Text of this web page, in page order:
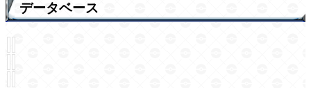
データベース